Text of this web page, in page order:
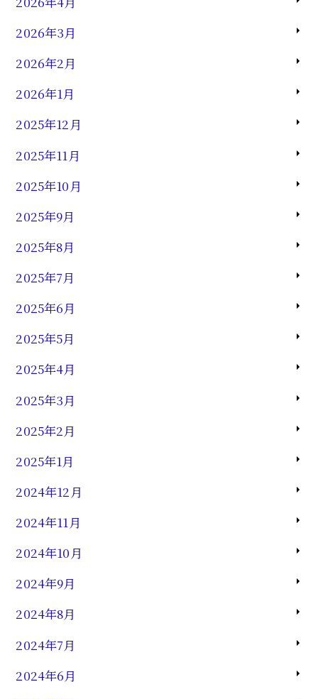
2026年3月
2026年2月
2026年1月
2025年12月
2025年11月
2025年10月
2025年9月
2025年8月
2025年7月
2025年6月
2025年5月
2025年4月
2025年3月
2025年2月
2025年1月
2024年12月
2024年11月
2024年10月
2024年9月
2024年8月
2024年7月
2024年6月